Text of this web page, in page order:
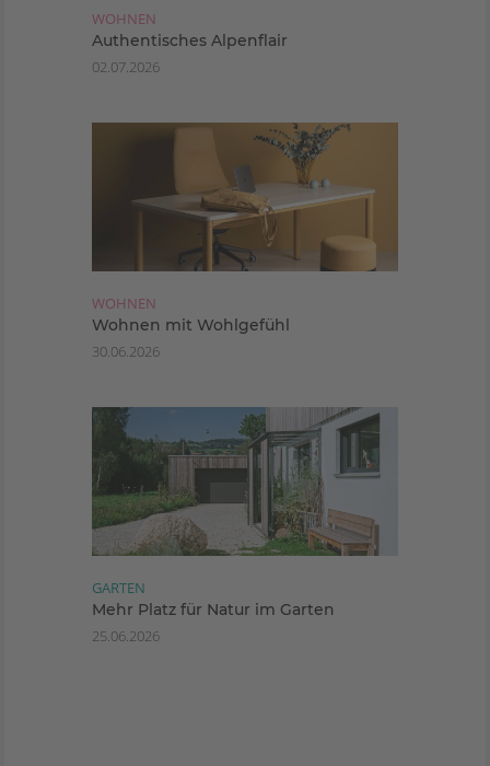
WOHNEN
Authentisches Alpenflair
02.07.2026
WOHNEN
Wohnen mit Wohlgefühl
30.06.2026
GARTEN
Mehr Platz für Natur im Garten
25.06.2026